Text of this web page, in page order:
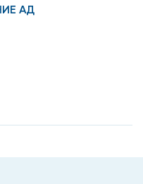
о
и назначают
клинике ниже, чем
АД